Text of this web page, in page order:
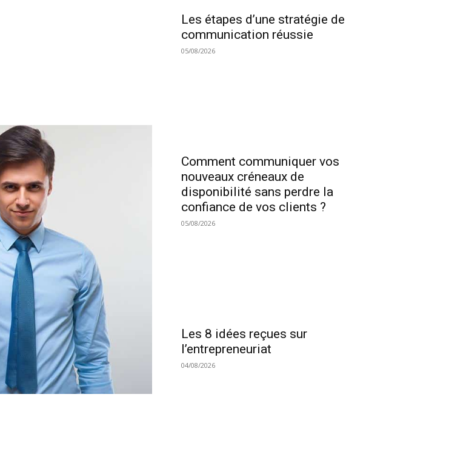
Les étapes d’une stratégie de
communication réussie
05/08/2026
Comment communiquer vos
nouveaux créneaux de
disponibilité sans perdre la
confiance de vos clients ?
05/08/2026
Les 8 idées reçues sur
l’entrepreneuriat
04/08/2026